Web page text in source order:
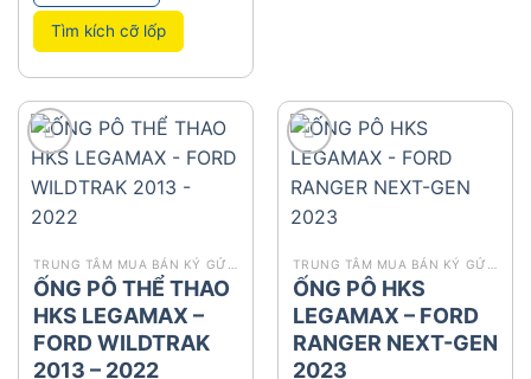
Tìm kích cỡ lốp
add
ỐNG PÔ THỂ THAO
HKS LEGAMAX –
FORD WILDTRAK
2013 – 2022
add
ỐNG PÔ HKS
LEGAMAX – FORD
RANGER NEXT-GEN
2023